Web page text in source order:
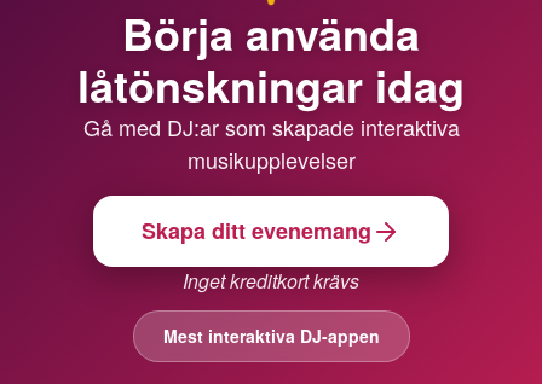
Börja använda
låtönskningar idag
Gå med DJ:ar som skapade interaktiva
musikupplevelser
Skapa ditt evenemang
Inget kreditkort krävs
Mest interaktiva DJ-appen